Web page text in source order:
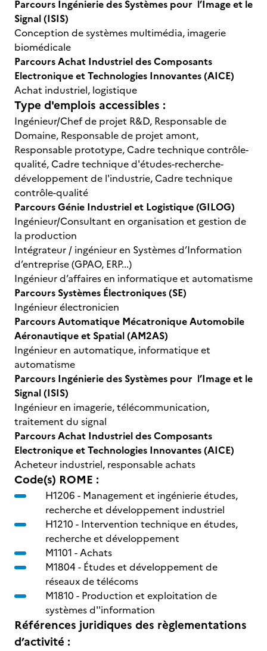
Parcours Ingénierie des Systèmes pour l’Image et le
Signal (ISIS)
Conception de systèmes multimédia, imagerie
biomédicale
Parcours Achat Industriel des Composants
Electronique et Technologies Innovantes (AICE)
Achat industriel, logistique
Type d'emplois accessibles :
Ingénieur/Chef de projet R&D, Responsable de
Domaine, Responsable de projet amont,
Responsable prototype, Cadre technique contrôle-
qualité, Cadre technique d'études-recherche-
développement de l'industrie, Cadre technique
contrôle-qualité
Parcours Génie Industriel et Logistique (GILOG)
Ingénieur/Consultant en organisation et gestion de
la production
Intégrateur / ingénieur en Systèmes d’Information
d’entreprise (GPAO, ERP...)
Ingénieur d’affaires en informatique et automatisme
Parcours Systèmes Électroniques (SE)
Ingénieur électronicien
Parcours Automatique Mécatronique Automobile
Aéronautique et Spatial (AM2AS)
Ingénieur en automatique, informatique et
automatisme
Parcours Ingénierie des Systèmes pour l’Image et le
Signal (ISIS)
Ingénieur en imagerie, télécommunication,
traitement du signal
Parcours Achat Industriel des Composants
Electronique et Technologies Innovantes (AICE)
Acheteur industriel, responsable achats
Code(s) ROME :
H1206 - Management et ingénierie études,
recherche et développement industriel
H1210 - Intervention technique en études,
recherche et développement
M1101 -Achats
M1804 - Études et développement de
réseaux de télécoms
M1810 - Production et exploitation de
systèmes d''information
Références juridiques des règlementations
d’activité :